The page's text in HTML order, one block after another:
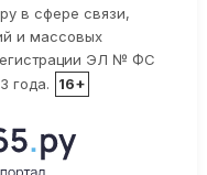
в сфере связи,
и массовых
ЭЛ № ФС
года.
16+